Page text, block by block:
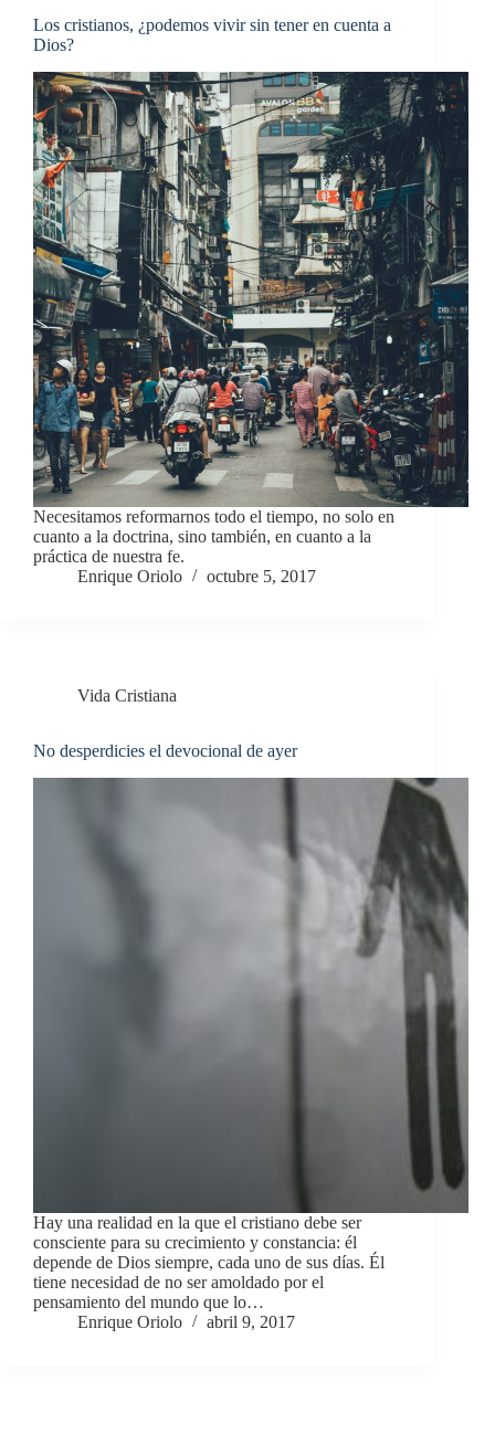
Los cristianos, ¿podemos vivir sin tener en cuenta a
Dios?
Necesitamos reformarnos todo el tiempo, no solo en
cuanto a la doctrina, sino también, en cuanto a la
práctica de nuestra fe.
Enrique Oriolo
octubre 5, 2017
Vida Cristiana
No desperdicies el devocional de ayer
Hay una realidad en la que el cristiano debe ser
consciente para su crecimiento y constancia: él
depende de Dios siempre, cada uno de sus días. Él
tiene necesidad de no ser amoldado por el
pensamiento del mundo que lo…
Enrique Oriolo
abril 9, 2017